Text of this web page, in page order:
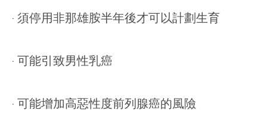
‧ 須停用非那雄胺半年後才可以計劃生育
‧ 可能引致男性乳癌
‧ 可能增加高惡性度前列腺癌的風險